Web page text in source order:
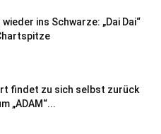
ins Schwarze: „Dai Dai“
findet zu sich selbst zurück
„ADAM“...